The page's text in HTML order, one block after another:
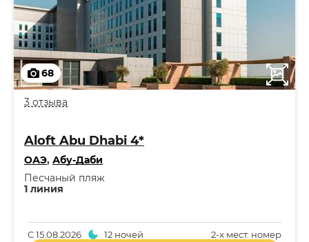
68
3 отзыва
Aloft Abu Dhabi 4*
ОАЭ, Абу-Даби
1 линия
Песчаный пляж
2-x мест. номер
С15.08.2026 12 ночей